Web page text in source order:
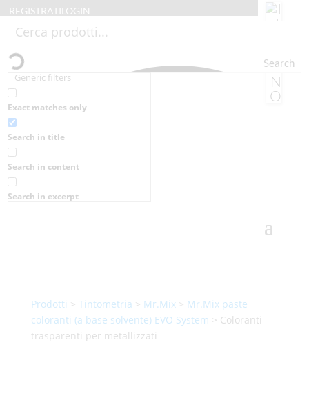
REGISTRATI LOGIN
Search
Generic filters
Exact matches only
Search in title
Search in content
Search in excerpt
Prodotti > Tintometria > Mr.Mix> Mr.Mix paste
coloranti (a base solvente) EVO System > Coloranti
trasparenti per metallizzati